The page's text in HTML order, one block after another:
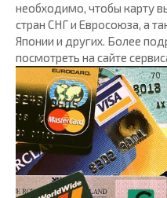
необходимо, чтобы карту
стран СНГ и Евросоюза, а
Японии и других. Более
посмотреть на сайте